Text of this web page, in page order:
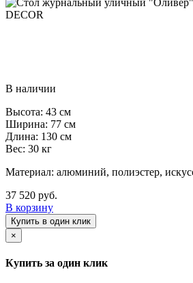
В наличии
Высота: 43 см
Ширина: 77 см
Длина: 130 см
Вес: 30 кг
Материал: алюминий, полиэстер,
37 520 руб.
В корзину
Купить в один клик
×
Купить за один клик